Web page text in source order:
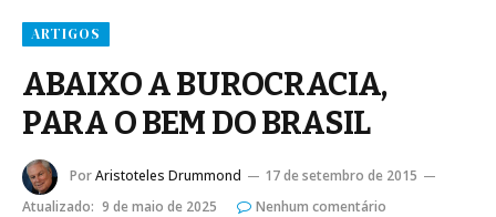
ARTIGOS
ABAIXO A BUROCRACIA,
PARA O BEM DO BRASIL
PorAristoteles Drummond
17 de setembro de 2015
Atualizado: 9 de maio de 2025
Nenhum comentário